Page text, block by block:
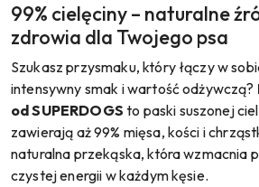
99% cielęciny – naturalne
zdrowia dla Twojego psa
Szukasz przysmaku, który łączy w
intensywny smak i wartość odżywczą?
od SUPERDOGS to paski suszonej
zawierają aż 99% mięsa, kości i
naturalna przekąska, która wzmacnia
czystej energii w każdym kęsie.